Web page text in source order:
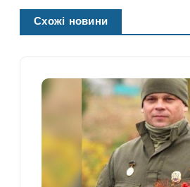
Схожі новини